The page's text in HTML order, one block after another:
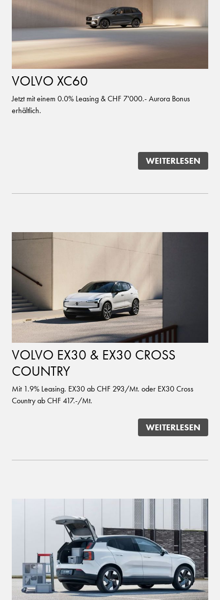
VOLVO XC60
Jetzt mit einem 0.0% Leasing & CHF 7'000.- Aurora Bonus
erhältlich.
WEITERLESEN
VOLVO EX30 & EX30 CROSS
COUNTRY
Mit 1.9% Leasing. EX30 ab CHF 293/Mt. oder EX30 Cross
Country ab CHF 417.-/Mt.
WEITERLESEN